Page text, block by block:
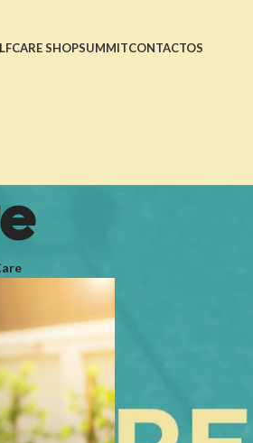
SHOPSUMMITCONTACTOS
CATEGORIAS